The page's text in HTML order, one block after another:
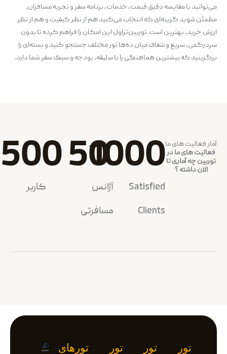
می‌توانید با مقایسه دقیق قیمت، خدمات، برنامه‌ سفر و تجربه مسافران،
مطمئن شوید گزینه‌ای که انتخاب می‌کنید هم از نظر کیفیت و هم از نظر
ارزش خرید، بهترین است. توربین‌تراول این امکان را فراهم کرده تا بدون
سردرگمی، سریع و شفاف میان ده‌ها تور مختلف جستجو کنید و بسته‌ای را
برگزینید که بیشترین هماهنگی را با سلیقه، بودجه و سبک سفر شما دارد.
آمار فعالیت های ما
فعالیت های ما در
توربین چه آماری تا
الان داشته ؟
Satisfied
Clients
1000
آژانس
مسافرتی
50
کاربر
500
تور
تور
تور
تورهای